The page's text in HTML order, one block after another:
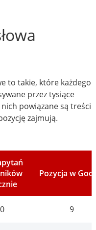
to takie, które każdego
przez tysiące
powiązane są treści
zajmują.
Pozycja w
9